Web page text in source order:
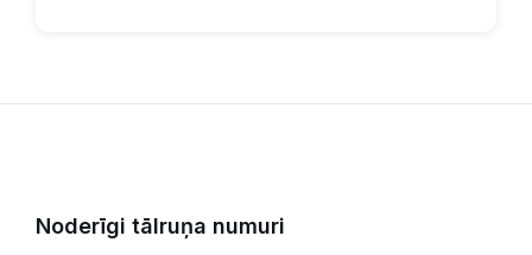
Noderīgi tālruņa numuri